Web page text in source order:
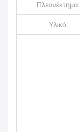
Πλεονέκτημα:
Υλικό: